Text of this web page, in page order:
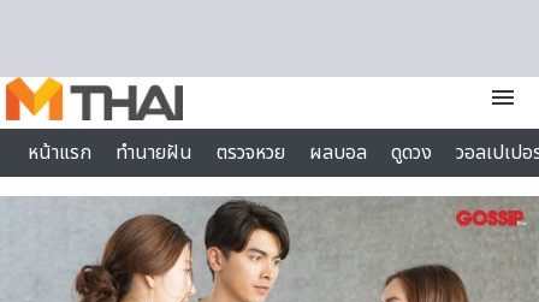
menu
หน้าแรก
ทำนายฝัน ตรวจหวย ผลบอล ดูดวง
วอลเปเป
ไลฟ์สไตล์